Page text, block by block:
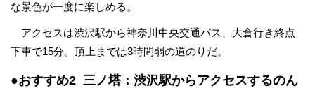
な景色が一度に楽しめる。
アクセスは渋沢駅から神奈川中央交通バス、大倉行き終点
下車で15分。頂上までは3時間弱の道のりだ。
●おすすめ2 三ノ塔：渋沢駅からアクセスするのん